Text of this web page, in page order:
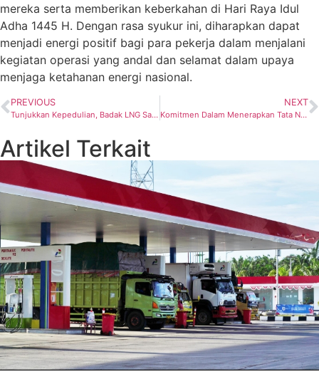
mereka serta memberikan keberkahan di Hari Raya Idul
Adha 1445 H. Dengan rasa syukur ini, diharapkan dapat
menjadi energi positif bagi para pekerja dalam menjalani
kegiatan operasi yang andal dan selamat dalam upaya
menjaga ketahanan energi nasional.
PREVIOUS
Tunjukkan Kepedulian, Badak LNG Salurkan bantuan sosial kepada korban kebakaran di Rawa Indah
NEXT
Komitmen Dalam Menerapkan Tata Nilai AKHLAK, PHE Gelar Culture Summit 2024
Artikel Terkait